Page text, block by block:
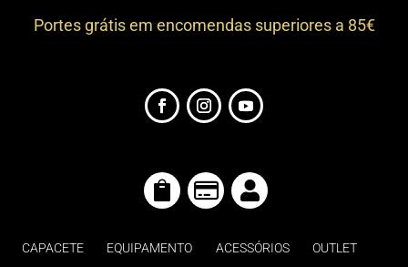
Portes grátis em encomendas superiores a 85€
  
CAPACETE EQUIPAMENTO ACESSÓRIOS OUTLET